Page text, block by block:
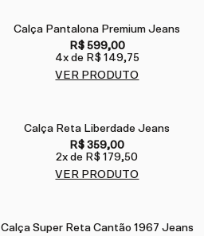
Calça Pantalona Premium Jeans
R$ 599,00
4x de R$ 149,75
VER PRODUTO
Calça Reta Liberdade Jeans
R$ 359,00
2x de R$ 179,50
VER PRODUTO
Calça Super Reta Cantão 1967 Jeans